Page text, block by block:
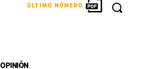
ÚLTIMO NÚMERO
OPINIÓN